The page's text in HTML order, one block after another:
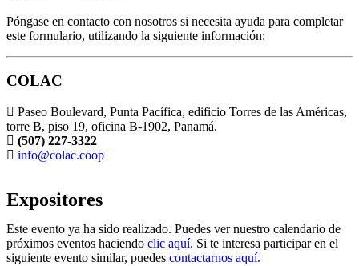
Póngase en contacto con nosotros si necesita ayuda para completar
este formulario, utilizando la siguiente información:
COLAC
Paseo Boulevard, Punta Pacífica, edificio Torres de las Américas,
torre B, piso 19, oficina B-1902, Panamá.
(507) 227-3322
info@colac.coop
Expositores
Este evento ya ha sido realizado. Puedes ver nuestro calendario de
próximos eventos haciendo clic aquí. Si te interesa participar en el
siguiente evento similar, puedes contactarnos aquí.